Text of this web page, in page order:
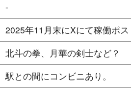
-
2025年11月末にXにて稼働ポ
北斗の拳、月華の剣士など？
駅との間にコンビニあり。